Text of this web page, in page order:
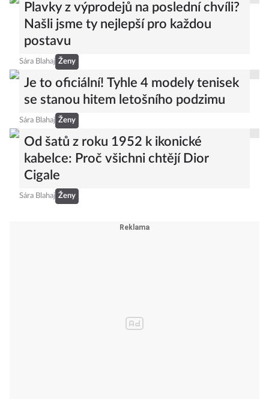
Plavky z výprodejů na poslední chvíli?
Našli jsme ty nejlepší pro každou
postavu
Sára Blahaj Ženy
Je to oficiální! Tyhle 4 modely tenisek
se stanou hitem letošního podzimu
Sára Blahaj Ženy
Od šatů z roku 1952 k ikonické
kabelce: Proč všichni chtějí Dior
Cigale
Sára Blahaj Ženy